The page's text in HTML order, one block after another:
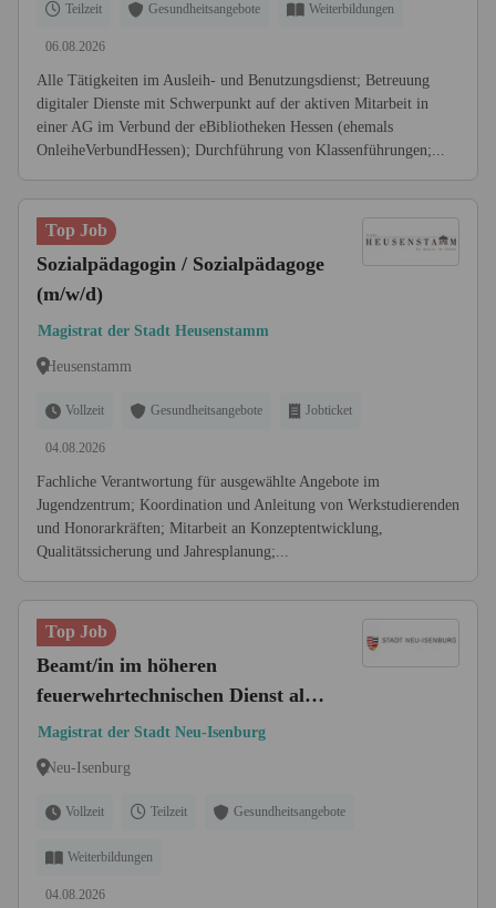
Teilzeit Gesundheitsangebote Weiterbildungen
06.08.2026
Alle Tätigkeiten im Ausleih- und Benutzungsdienst; Betreuung
digitaler Dienste mit Schwerpunkt auf der aktiven Mitarbeit in
einer AG im Verbund der eBibliotheken Hessen (ehemals
OnleiheVerbundHessen); Durchführung von Klassenführungen;...
Top Job
Sozialpädagogin / Sozialpädagoge
(m/w/d)
Magistrat der Stadt Heusenstamm
Heusenstamm
Vollzeit Gesundheitsangebote Jobticket
04.08.2026
Fachliche Verantwortung für ausgewählte Angebote im
Jugendzentrum; Koordination und Anleitung von Werkstudierenden
und Honorarkräften; Mitarbeit an Konzeptentwicklung,
Qualitätssicherung und Jahresplanung;...
Top Job
Beamt/in im höheren
feuerwehrtechnischen Dienst als
Fachbereichsleitung (m/w/d)
Magistrat der Stadt Neu-Isenburg
Neu-Isenburg
Vollzeit Teilzeit Gesundheitsangebote
Weiterbildungen
04.08.2026